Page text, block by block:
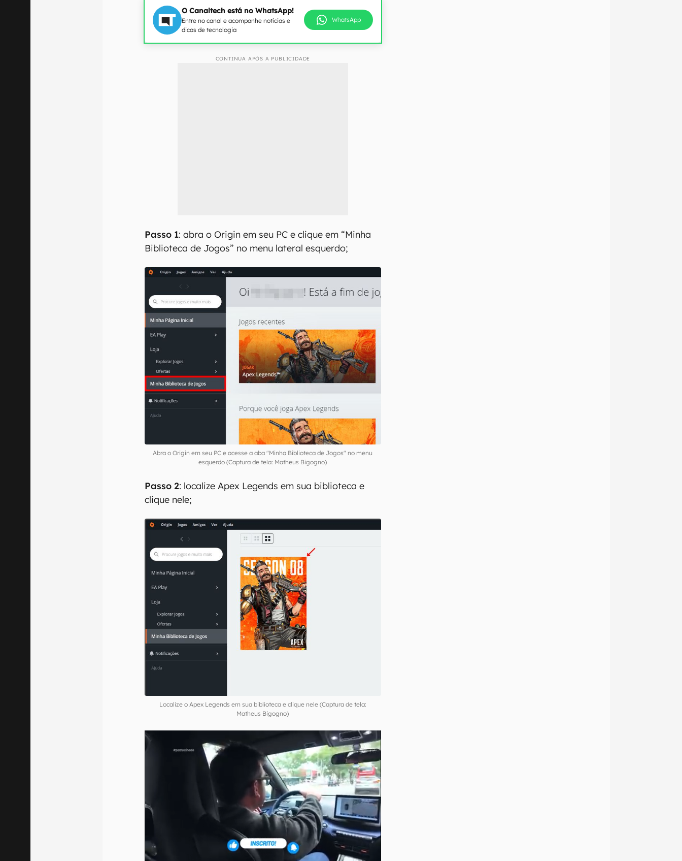
O Canaltech está no WhatsApp!
Entre no canal e acompanhe notícias e
dicas de tecnologia
WhatsApp
CONTINUA APÓS A PUBLICIDADE
Passo 1: abra o Origin em seu PC e clique em “Minha
Biblioteca de Jogos” no menu lateral esquerdo;
Abra o Origin em seu PC e acesse a aba "Minha Biblioteca de Jogos" no menu
esquerdo (Captura de tela: Matheus Bigogno)
Passo 2: localize Apex Legends em sua biblioteca e
clique nele;
Localize o Apex Legends em sua biblioteca e clique nele (Captura de tela:
Matheus Bigogno)